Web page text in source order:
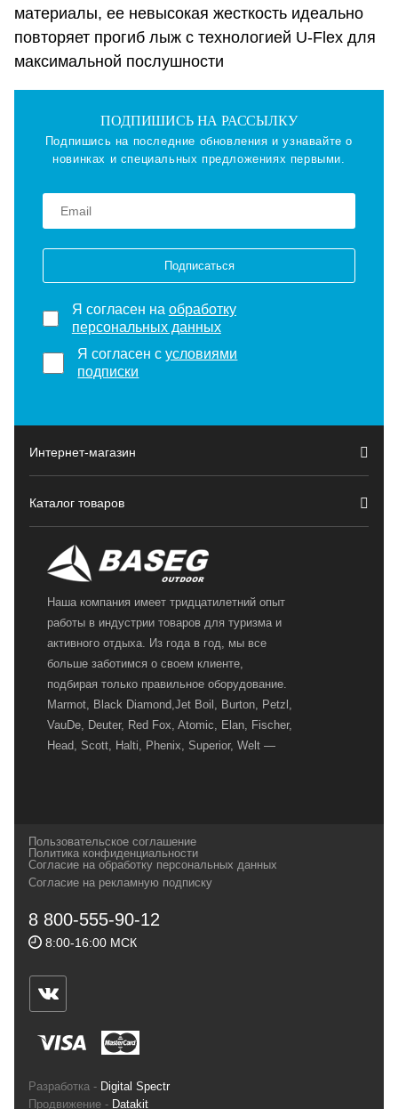
материалы, ее невысокая жесткость идеально
повторяет прогиб лыж с технологией U-Flex для
максимальной послушности
ПОДПИШИСЬ НА РАССЫЛКУ
Подпишись на последние обновления и узнавайте о
новинках и специальных предложениях первыми.
Подписаться
Я согласен на обработку
персональных данных
Я согласен сусловиями
подписки
Интернет-магазин
Каталог товаров
Наша компания имеет тридцатилетний опыт
работы в индустрии товаров для туризма и
активного отдыха. Из года в год, мы все
больше заботимся о своем клиенте,
подбирая только правильное оборудование.
Marmot, Black Diamond,Jet Boil, Burton, Petzl,
VauDe, Deuter, Red Fox, Atomic, Elan, Fischer,
Head, Scott, Halti, Phenix, Superior, Welt —
и взыскательных путешественников,
спортсменов и отдыхающих.
Геннадьевич
ИНН 590300057023 ОГРН 304590319000121
ул.Советская, 25, магазин Басег.
Тел./факс (342) 2101242
Пользовательское соглашение
Политика конфиденциальности
Согласие на обработку персональных данных
Согласие на рекламную подписку
8 800-555-90-12
8:00-16:00 МСК
Разработка - Digital Spectr
Продвижение - Datakit